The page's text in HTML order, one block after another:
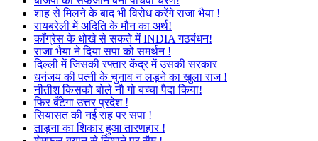
शाह से मिलने के बाद भी विरोध करेंगे राजा भैया !
रायबरेली में अदिति के मौन का अर्थ!
काँग्रेस के धोखे से सकते में INDIA गठबंधन!
राजा भैया ने दिया सपा को समर्थन !
दिल्ली में जिसकी रफ्तार केंद्र में उसकी सरकार
धनंजय की पत्नी के चुनाव न लड़ने का खुला राज !
नीतीश किसको बोले नौ गो बच्चा पैदा किया!
फिर बँटेगा उत्तर प्रदेश !
सियासत की नई राह पर सपा !
ताड़ना का शिकार हुआ तारणहार !